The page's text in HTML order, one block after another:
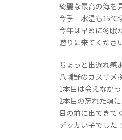
綺麗な最高の海を
今季 水温も15℃
今年は早めに冬眠
潜りに来てくださ
ちょっと出遅れ感
八幡野のカスザメ
1本目は会えなか
2本目の忘れた頃
目の前に出てきて
デッカい子でした！